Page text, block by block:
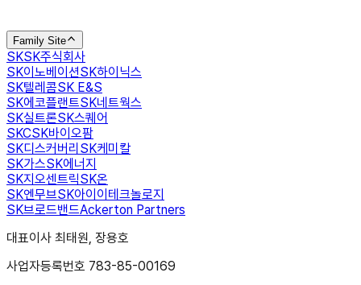
Family Site
SKSK주식회사
SK이노베이션SK하이닉스
SK텔레콤SK E&S
SK에코플랜트SK네트웍스
SK실트론SK스퀘어
SKCSK바이오팜
SK디스커버리 SK케미칼
SK가스SK에너지
SK지오센트릭SK온
SK엔무브SK아이이테크놀로지
SK브로드밴드Ackerton Partners
대표이사 최태원, 장용호
사업자등록번호 783-85-00169